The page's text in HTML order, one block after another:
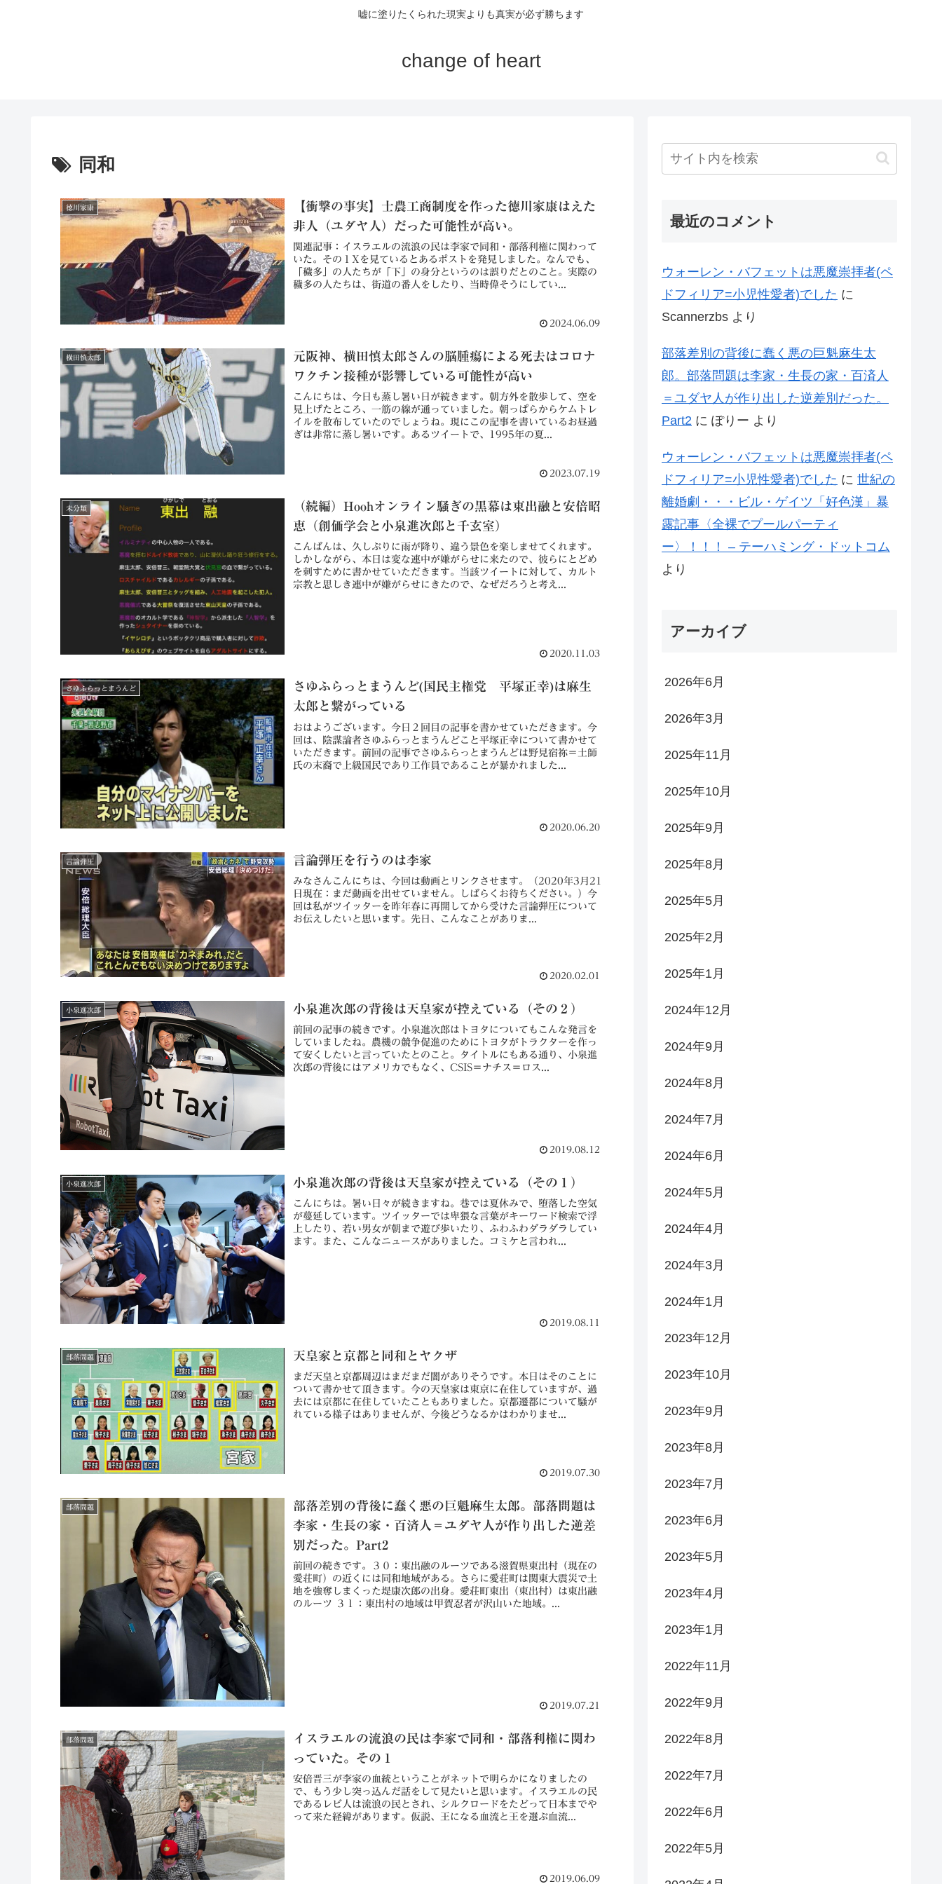
嘘に塗りたくられた現実よりも真実が必ず勝ちます
change of heart
同和
徳川家康
【衝撃の事実】士農工商制度を作った徳川家康はえた
非人（ユダヤ人）だった可能性が高い。
関連記事：イスラエルの流浪の民は李家で同和・部落利権に関わって
いた。その１Xを見ているとあるポストを発見しました。なんでも、
「穢多」の人たちが「下」の身分というのは誤りだとのこと。実際の
穢多の人たちは、街道の番人をしたり、当時偉そうにしてい...
2024.06.09
横田慎太郎
元阪神、横田慎太郎さんの脳腫瘍による死去はコロナ
ワクチン接種が影響している可能性が高い
こんにちは、今日も蒸し暑い日が続きます。朝方外を散歩して、空を
見上げたところ、一筋の線が通っていました。朝っぱらからケムトレ
イルを散布していたのでしょうね。現にこの記事を書いているお昼過
ぎは非常に蒸し暑いです。あるツイートで、1995年の夏...
2023.07.19
未分類
（続編）Hoohオンライン騒ぎの黒幕は東出融と安倍昭
恵（創価学会と小泉進次郎と千玄室）
こんばんは、久しぶりに雨が降り、違う景色を楽しませてくれます。
しかしながら、本日は変な連中が嫌がらせに来たので、彼らにとどめ
を刺すために書かせていただきます。当該ツイートに対して、カルト
宗教と思しき連中が嫌がらせにきたので、なぜだろうと考え...
2020.11.03
さゆふらっとまうんど
さゆふらっとまうんど(国民主権党 平塚正幸)は麻生
太郎と繋がっている
おはようございます。今日２回目の記事を書かせていただきます。今
回は、陰謀論者さゆふらっとまうんどこと平塚正幸について書かせて
いただきます。前回の記事でさゆふらっとまうんどは野見宿祢＝土師
氏の末裔で上級国民であり工作員であることが暴かれました...
2020.06.20
言論弾圧 言論弾圧を行うのは李家
みなさんこんにちは、今回は動画とリンクさせます。（2020年3月21
日現在：まだ動画を出せていません。しばらくお待ちください。）今
回は私がツイッターを昨年春に再開してから受けた言論弾圧について
お伝えしたいと思います。先日、こんなことがありま...
2020.02.01
小泉進次郎 小泉進次郎の背後は天皇家が控えている（その２）
前回の記事の続きです。小泉進次郎はトヨタについてもこんな発言を
していましたね。農機の競争促進のためにトヨタがトラクターを作っ
て安くしたいと言っていたとのこと。タイトルにもある通り、小泉進
次郎の背後にはアメリカでもなく、CSIS＝ナチス＝ロス...
2019.08.12
小泉進次郎 小泉進次郎の背後は天皇家が控えている（その１）
こんにちは。暑い日々が続きますね。巷では夏休みで、堕落した空気
が蔓延しています。ツイッターでは卑猥な言葉がキーワード検索で浮
上したり、若い男女が朝まで遊び歩いたり、ふわふわダラダラしてい
ます。また、こんなニュースがありました。コミケと言われ...
2019.08.11
部落問題 天皇家と京都と同和とヤクザ
まだ天皇と京都周辺はまだまだ闇がありそうです。本日はそのことに
ついて書かせて頂きます。今の天皇家は東京に在住していますが、過
去には京都に在住していたこともありました。京都遷都について騒が
れている様子はありませんが、今後どうなるかはわかりませ...
2019.07.30
部落問題
部落差別の背後に蠢く悪の巨魁麻生太郎。部落問題は
李家・生長の家・百済人＝ユダヤ人が作り出した逆差
別だった。Part2
前回の続きです。３０：東出融のルーツである滋賀県東出村（現在の
愛荘町）の近くには同和地域がある。さらに愛荘町は関東大震災で土
地を強奪しまくった堤康次郎の出身。愛荘町東出（東出村）は東出融
のルーツ ３１：東出村の地域は甲賀忍者が沢山いた地域。...
2019.07.21
部落問題
イスラエルの流浪の民は李家で同和・部落利権に関わ
っていた。その１
安倍晋三が李家の血統ということがネットで明らかになりましたの
で、もう少し突っ込んだ話をして見たいと思います。イスラエルの民
であるレビ人は流浪の民とされ、シルクロードをたどって日本までや
って来た経緯があります。仮説、王になる血流と王を選ぶ血流...
2019.06.09
最近のコメント
ウォーレン・バフェットは悪魔崇拝者(ペ
ドフィリア=小児性愛者)でした に
Scannerzbs より
部落差別の背後に蠢く悪の巨魁麻生太
郎。部落問題は李家・生長の家・百済人
＝ユダヤ人が作り出した逆差別だった。
Part2 に ぽりー より
ウォーレン・バフェットは悪魔崇拝者(ペ
ドフィリア=小児性愛者)でした に 世紀の
離婚劇・・・ビル・ゲイツ「好色漢」暴
露記事〈全裸でプールパーティ
ー〉！！！ – テーハミング・ドットコム
より
アーカイブ
2026年6月
2026年3月
2025年11月
2025年10月
2025年9月
2025年8月
2025年5月
2025年2月
2025年1月
2024年12月
2024年9月
2024年8月
2024年7月
2024年6月
2024年5月
2024年4月
2024年3月
2024年1月
2023年12月
2023年10月
2023年9月
2023年8月
2023年7月
2023年6月
2023年5月
2023年4月
2023年1月
2022年11月
2022年9月
2022年8月
2022年7月
2022年6月
2022年5月